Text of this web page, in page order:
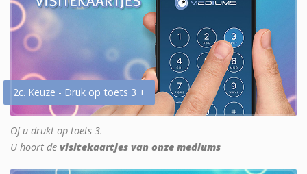
2c. Keuze - Druk op toets 3 +
Of u drukt op toets 3.
U hoort de visitekaartjes van onze mediums